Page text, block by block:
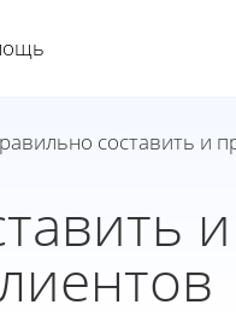
составить и